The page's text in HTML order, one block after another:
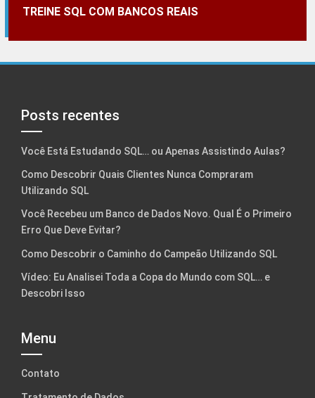
TREINE SQL COM BANCOS REAIS
Posts recentes
Você Está Estudando SQL… ou Apenas Assistindo Aulas?
Como Descobrir Quais Clientes Nunca Compraram
Utilizando SQL
Você Recebeu um Banco de Dados Novo. Qual É o Primeiro
Erro Que Deve Evitar?
Como Descobrir o Caminho do Campeão Utilizando SQL
Vídeo: Eu Analisei Toda a Copa do Mundo com SQL… e
Descobri Isso
Menu
Contato